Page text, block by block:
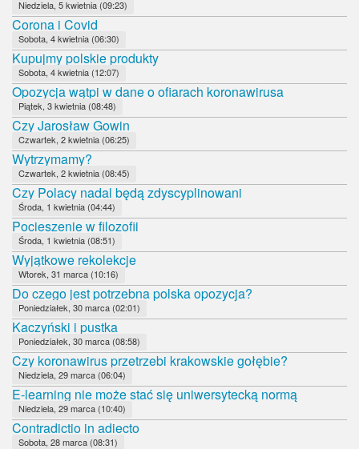
Niedziela, 5 kwietnia (09:23)
Corona i Covid
Sobota, 4 kwietnia (06:30)
Kupujmy polskie produkty
Sobota, 4 kwietnia (12:07)
Opozycja wątpi w dane o ofiarach koronawirusa
Piątek, 3 kwietnia (08:48)
Czy Jarosław Gowin
Czwartek, 2 kwietnia (06:25)
Wytrzymamy?
Czwartek, 2 kwietnia (08:45)
Czy Polacy nadal będą zdyscyplinowani
Środa, 1 kwietnia (04:44)
Pocieszenie w filozofii
Środa, 1 kwietnia (08:51)
Wyjątkowe rekolekcje
Wtorek, 31 marca (10:16)
Do czego jest potrzebna polska opozycja?
Poniedziałek, 30 marca (02:01)
Kaczyński i pustka
Poniedziałek, 30 marca (08:58)
Czy koronawirus przetrzebi krakowskie gołębie?
Niedziela, 29 marca (06:04)
E-learning nie może stać się uniwersytecką normą
Niedziela, 29 marca (10:40)
Contradictio in adiecto
Sobota, 28 marca (08:31)